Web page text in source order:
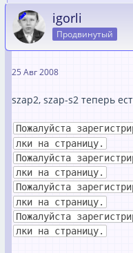
igorli
Продвинутый
25 Авг 2008
szap2, szap-s2 теперь
Пожалуйста
лки на страницу.
Пожалуйста
лки на страницу.
Пожалуйста
лки на страницу.
Пожалуйста
лки на страницу.